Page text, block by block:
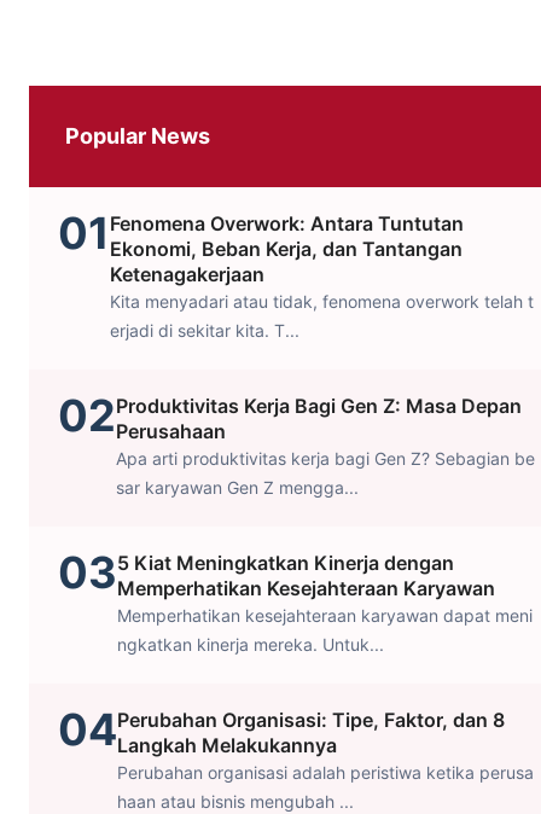
Popular News
01 Fenomena Overwork: Antara Tuntutan
Ekonomi, Beban Kerja, dan Tantangan
Ketenagakerjaan
Kita menyadari atau tidak, fenomena overwork telah t
erjadi di sekitar kita. T...
02Produktivitas Kerja Bagi Gen Z: Masa Depan
Perusahaan
Apa arti produktivitas kerja bagi Gen Z? Sebagian be
sar karyawan Gen Z mengga...
035 Kiat Meningkatkan Kinerja dengan
Memperhatikan Kesejahteraan Karyawan
Memperhatikan kesejahteraan karyawan dapat meni
ngkatkan kinerja mereka. Untuk...
04Perubahan Organisasi: Tipe, Faktor, dan 8
Langkah Melakukannya
Perubahan organisasi adalah peristiwa ketika perusa
haan atau bisnis mengubah ...